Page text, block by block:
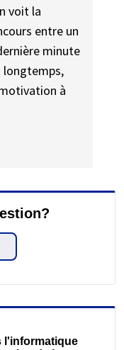
voit la
entre un
minute
longtemps,
à
l'informatique